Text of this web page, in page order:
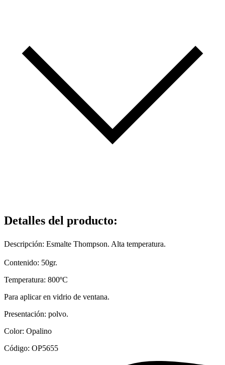
Detalles del producto:
Descripción: Esmalte Thompson. Alta temperatura.
Contenido: 50gr.
Temperatura: 800ºC
Para aplicar en vidrio de ventana.
Presentación: polvo.
Color: Opalino
Código: OP5655